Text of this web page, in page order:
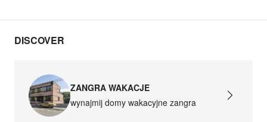
DISCOVER
ZANGRA WAKACJE
wynajmij domy wakacyjne zangra